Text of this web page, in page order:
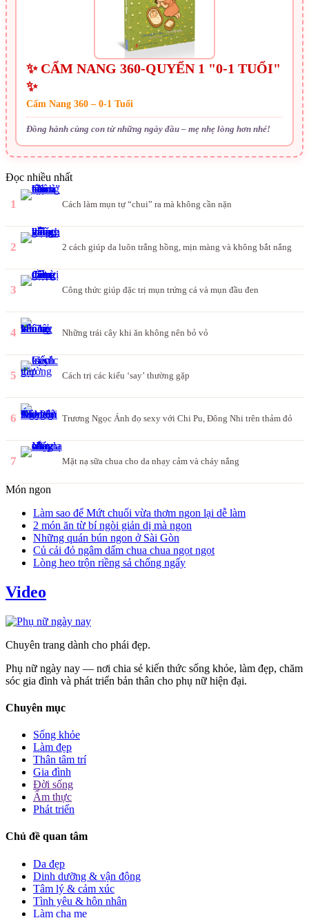
✨ CẨM NANG 360-QUYỂN 1 "0-1 TUỔI"
✨
Cẩm Nang 360 – 0-1 Tuổi
Đồng hành cùng con từ những ngày đầu – mẹ nhẹ lòng hơn nhé!
Đọc nhiều nhất
1 Cách làm mụn tự “chui” ra mà không cần nặn
2 2 cách giúp da luôn trắng hồng, mịn màng và không bắt nắng
3 Công thức giúp đặc trị mụn trứng cá và mụn đầu đen
4 Những trái cây khi ăn không nên bỏ vỏ
5 Cách trị các kiểu ‘say’ thường gặp
6 Trương Ngọc Ánh đọ sexy với Chi Pu, Đông Nhi trên thảm đỏ
7 Mặt nạ sữa chua cho da nhạy cảm và cháy nắng
Món ngon
Làm sao để Mứt chuối vừa thơm ngon lại dễ làm
2 món ăn từ bí ngòi giản dị mà ngon
Những quán bún ngon ở Sài Gòn
Củ cải đỏ ngâm dấm chua chua ngọt ngọt
Lòng heo trộn riềng sả chống ngấy
Video
Chuyên trang dành cho phái đẹp.
Phụ nữ ngày nay — nơi chia sẻ kiến thức sống khỏe, làm đẹp, chăm
sóc gia đình và phát triển bản thân cho phụ nữ hiện đại.
Chuyên mục
Sống khỏe
Làm đẹp
Thân tâm trí
Gia đình
Đời sống
Ẩm thực
Phát triển
Chủ đề quan tâm
Da đẹp
Dinh dưỡng & vận động
Tâm lý & cảm xúc
Tình yêu & hôn nhân
Làm cha mẹ